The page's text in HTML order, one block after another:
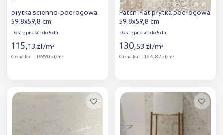
Tubądzin Mild Clay Ivory
płytka ścienno-podłogowa
59,8x59,8 cm
Dostępność: do 5 dni
115,13 zł/m2
Cena kat.: 159,90 zł/m2
Tubądzin Sfumato Grey
Patch Mat płytka podłogowa
59,8x59,8 cm
Dostępność: do 5 dni
130,53 zł/m2
Cena kat.: 164,82 zł/m2
Dodaj do
porównania